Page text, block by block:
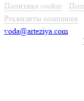
Политика cookie
Реквизиты компании
voda@arteziya.com